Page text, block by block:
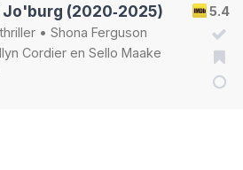
5.4
(2020‑2025)
thriller • Shona Ferguson
Cordier en Sello Maake